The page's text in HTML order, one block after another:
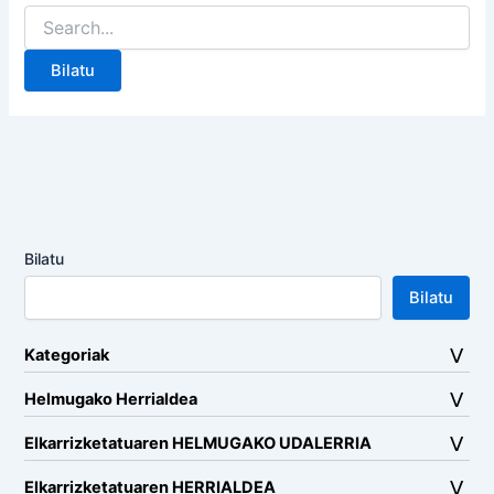
Search
for:
Bilatu
Bilatu
Kategoriak
Helmugako Herrialdea
Elkarrizketatuaren HELMUGAKO UDALERRIA
Elkarrizketatuaren HERRIALDEA